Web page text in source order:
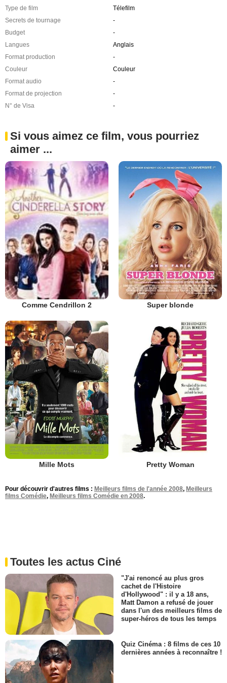
Type de film
Télefilm
Secrets de tournage
-
Budget
-
Langues
Anglais
Format production
-
Couleur
Couleur
Format audio
-
Format de projection
-
N° de Visa
-
Si vous aimez ce film, vous pourriez
aimer ...
Comme Cendrillon 2 Super blonde
Mille Mots Pretty Woman
Pour découvrir d'autres films : Meilleurs films de l'année 2008, Meilleurs
films Comédie, Meilleurs films Comédie en 2008.
Toutes les actus Ciné
"J'ai renoncé au plus gros
cachet de l'Histoire
d'Hollywood" : il y a 18 ans,
Matt Damon a refusé de jouer
dans l'un des meilleurs films de
super-héros de tous les temps
Quiz Cinéma : 8 films de ces 10
dernières années à reconnaître !